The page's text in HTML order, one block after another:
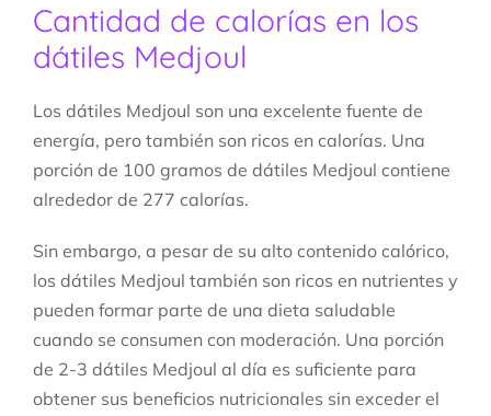
Cantidad de calorías en los
dátiles Medjoul
Los dátiles Medjoul son una excelente fuente de
energía, pero también son ricos en calorías. Una
porción de 100 gramos de dátiles Medjoul contiene
alrededor de 277 calorías.
Sin embargo, a pesar de su alto contenido calórico,
los dátiles Medjoul también son ricos en nutrientes y
pueden formar parte de una dieta saludable
cuando se consumen con moderación. Una porción
de 2-3 dátiles Medjoul al día es suficiente para
obtener sus beneficios nutricionales sin exceder el